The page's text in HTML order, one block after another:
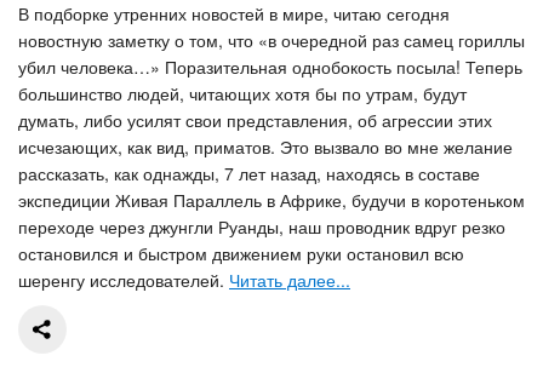
В подборке утренних новостей в мире, читаю сегодня
новостную заметку о том, что «в очередной раз самец гориллы
убил человека…» Поразительная однобокость посыла! Теперь
большинство людей, читающих хотя бы по утрам, будут
думать, либо усилят свои представления, об агрессии этих
исчезающих, как вид, приматов. Это вызвало во мне желание
рассказать, как однажды, 7 лет назад, находясь в составе
экспедиции Живая Параллель в Африке, будучи в коротеньком
переходе через джунгли Руанды, наш проводник вдруг резко
остановился и быстром движением руки остановил всю
шеренгу исследователей. Читать далее...